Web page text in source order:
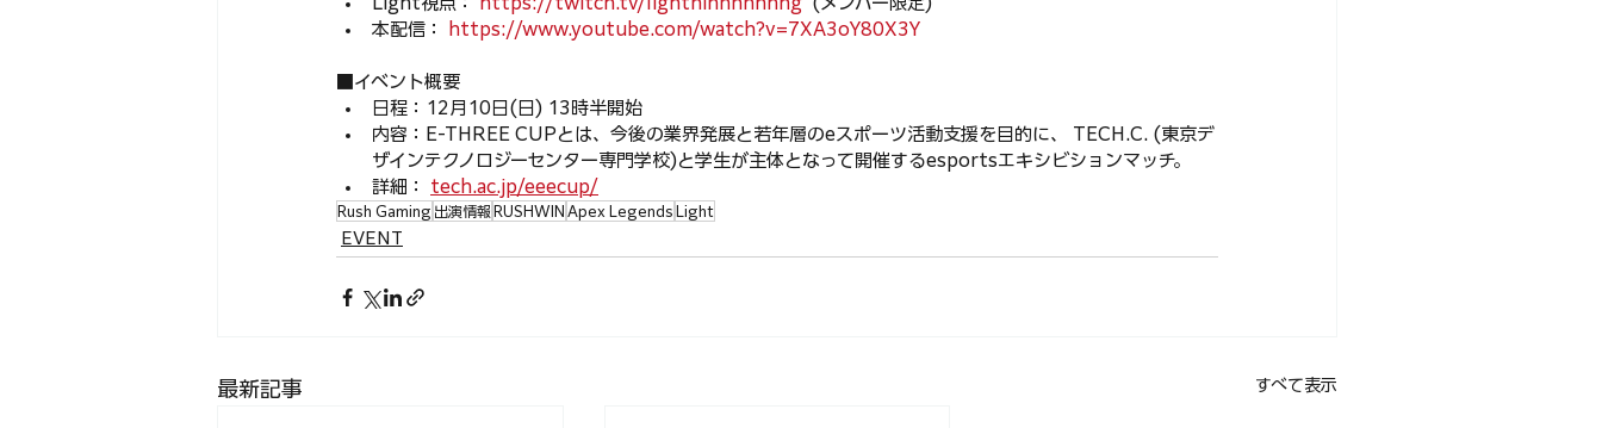
本配信：
https://www.youtube.com/watch?v=7XA3oY80X3Y
■イベント概要
日程：12月 10日(日) 13時半開始
内容：E-THREE CUPとは、今後の業界発展と若年層のeスポーツ活動支援を目的に、 TECH.C. (東京デ
ザインテクノロジーセンター専門学校)と学生が主体となって開催するesportsエキシビションマッチ。
詳細： tech.ac.jp/eeecup/
Rush Gaming 出演情報 RUSHWIN Apex Legends Light
EVENT
最新記事 すべて表示